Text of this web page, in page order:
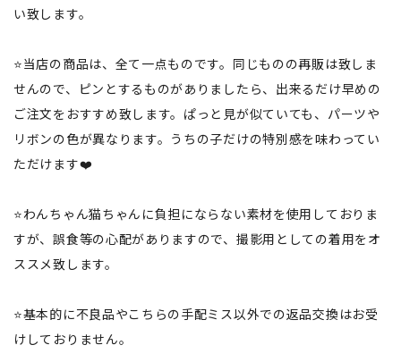
い致します。
⭐️当店の商品は、全て一点ものです。同じものの再販は致しま
せんので、ピンとするものがありましたら、出来るだけ早めの
ご注文をおすすめ致します。ぱっと見が似ていても、パーツや
リボンの色が異なります。うちの子だけの特別感を味わってい
ただけます❤️
⭐️わんちゃん猫ちゃんに負担にならない素材を使用しておりま
すが、誤食等の心配がありますので、撮影用としての着用をオ
ススメ致します。
⭐️基本的に不良品やこちらの手配ミス以外での返品交換はお受
けしておりません。